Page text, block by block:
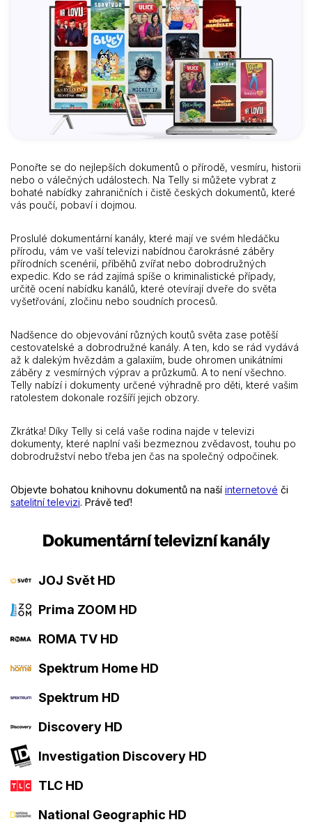
Ponořte se do nejlepších dokumentů o přírodě, vesmíru, historii
nebo o válečných událostech. Na Telly si můžete vybrat z
bohaté nabídky zahraničních i čistě českých dokumentů, které
vás poučí, pobaví i dojmou.
Proslulé dokumentární kanály, které mají ve svém hledáčku
přírodu, vám ve vaší televizi nabídnou čarokrásné záběry
přírodních scenérií, příběhů zvířat nebo dobrodružných
expedic. Kdo se rád zajímá spíše o kriminalistické případy,
určitě ocení nabídku kanálů, které otevírají dveře do světa
vyšetřování, zločinu nebo soudních procesů.
Nadšence do objevování různých koutů světa zase potěší
cestovatelské a dobrodružné kanály. A ten, kdo se rád vydává
až k dalekým hvězdám a galaxiím, bude ohromen unikátními
záběry z vesmírných výprav a průzkumů. A to není všechno.
Telly nabízí i dokumenty určené výhradně pro děti, které vašim
ratolestem dokonale rozšíří jejich obzory.
Zkrátka! Díky Telly si celá vaše rodina najde v televizi
dokumenty, které naplní vaši bezmeznou zvědavost, touhu po
dobrodružství nebo třeba jen čas na společný odpočinek.
Objevte bohatou knihovnu dokumentů na naší internetové či
satelitní televizi. Právě teď!
Dokumentární televizní kanály
JOJ Svět HD
Prima ZOOM HD
ROMA TV HD
Spektrum Home HD
Spektrum HD
Discovery HD
Investigation Discovery HD
TLC HD
National Geographic HD